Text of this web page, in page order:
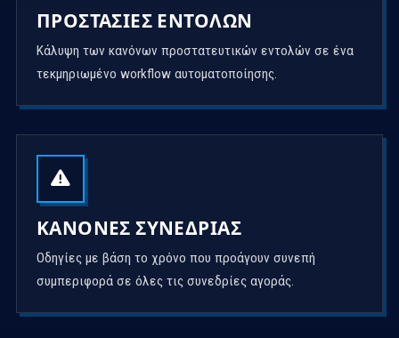
ΠΡΟΣΤΑΣΊΕΣ ΕΝΤΟΛΏΝ
Κάλυψη των κανόνων προστατευτικών εντολών σε ένα
τεκμηριωμένο workflow αυτοματοποίησης.
ΚΑΝΌΝΕΣ ΣΥΝΕΔΡΊΑΣ
Οδηγίες με βάση το χρόνο που προάγουν συνεπή
συμπεριφορά σε όλες τις συνεδρίες αγοράς.